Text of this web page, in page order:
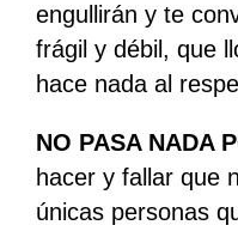
engullirán y te
frágil y débil, que
hace nada al
NO PASA NADA
hacer y fallar que
únicas personas